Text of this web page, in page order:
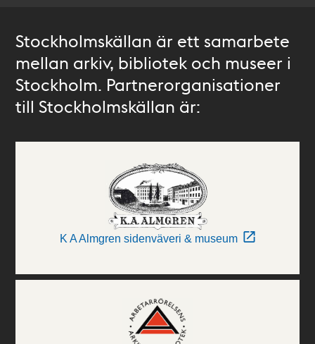
Stockholmskällan är ett samarbete
mellan arkiv, bibliotek och museer i
Stockholm. Partnerorganisationer
till Stockholmskällan är:
K A Almgren sidenväveri & museum